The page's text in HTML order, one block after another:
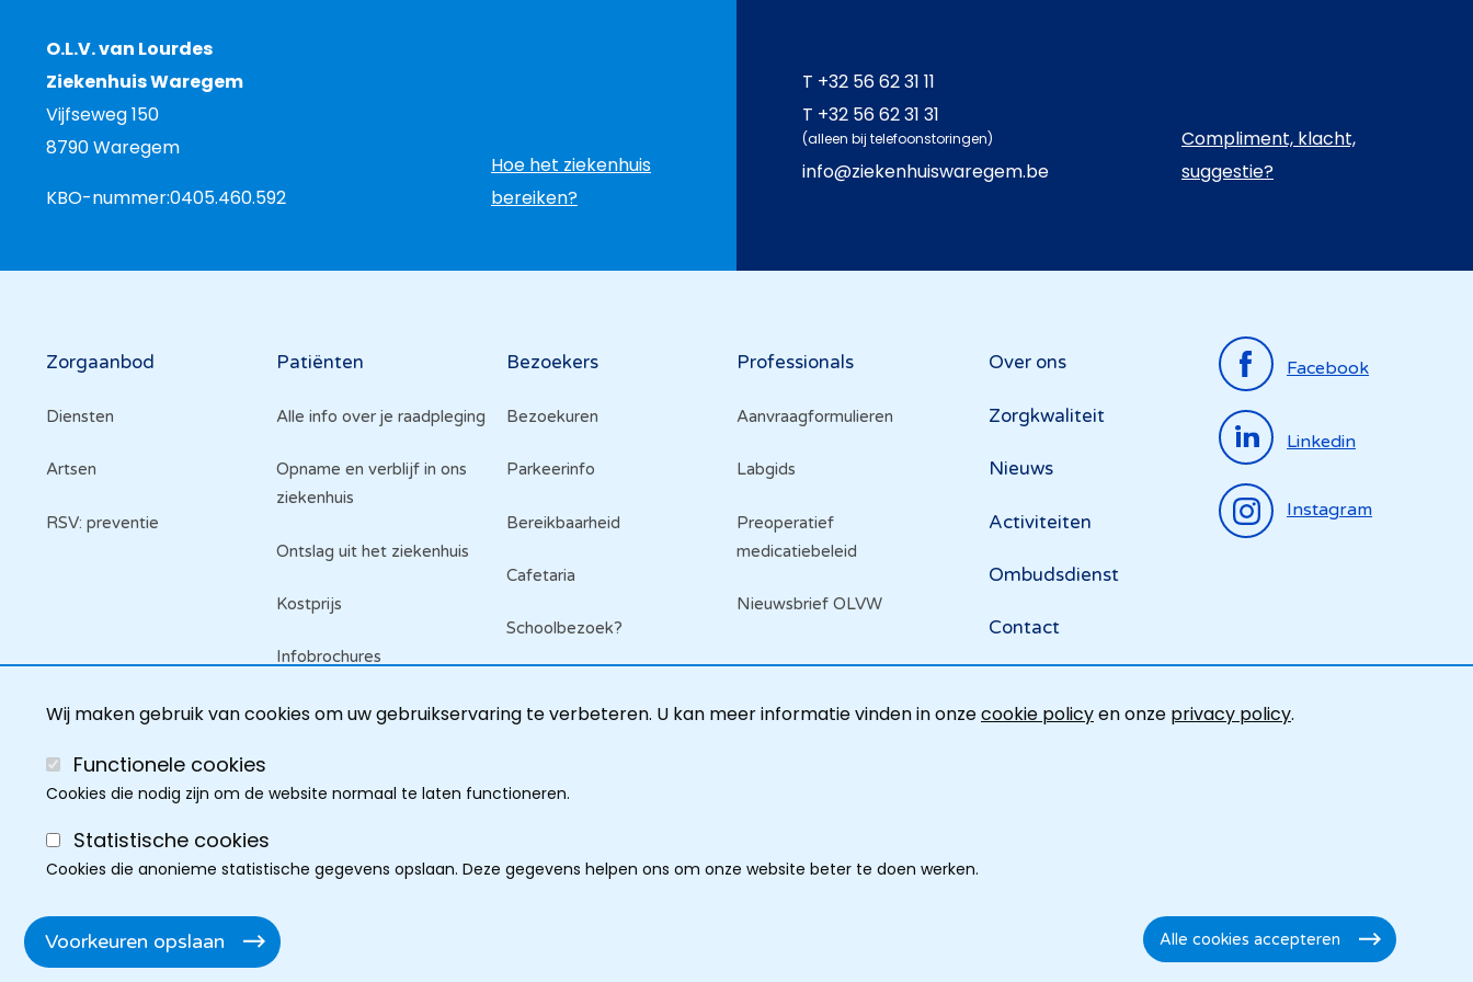
Wij maken gebruik van cookies om uw gebruikservaring te verbeteren. U kan meer informatie vinden in onzecookie policyen onze privacy policy.
Functionele cookies
Cookies die nodig zijn om de website normaal te laten functioneren.
Statistische cookies
Cookies die anonieme statistische gegevens opslaan. Deze gegevens helpen ons om onze website beter te doen werken.
Voorkeuren opslaan Alle cookies accepteren
Toestemming
intrekken
O.L.V. van Lourdes
Ziekenhuis Waregem
Vijfseweg 150
8790 Waregem
KBO-nummer:0405.460.592
Hoe het ziekenhuis
bereiken?
T +32 56 62 31 11
T +32 56 62 31 31
(alleen bij telefoonstoringen)
info@ziekenhuiswaregem.be
Compliment, klacht,
suggestie?
Hoofdnavigatie
Zorgaanbod
Diensten
Artsen
RSV: preventie
Patiënten
Alle info over je raadpleging
Opname en verblijf in ons
ziekenhuis
Ontslag uit het ziekenhuis
Kostprijs
Infobrochures
Raadpleeg je dossier
Bezoekers
Bezoekuren
Parkeerinfo
Bereikbaarheid
Cafetaria
Schoolbezoek?
Professionals
Aanvraagformulieren
Labgids
Preoperatief
medicatiebeleid
Nieuwsbrief OLVW
Top
menu
Over ons
Zorgkwaliteit
Nieuws
Activiteiten
Ombudsdienst
Contact
Facebook
Linkedin
Instagram